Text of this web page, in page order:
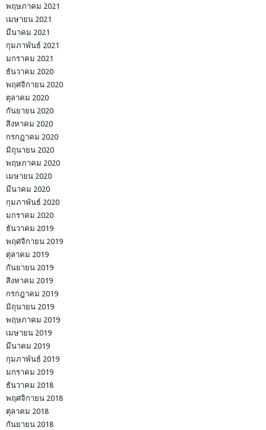
พฤษภาคม 2021
เมษายน 2021
มีนาคม 2021
กุมภาพันธ์ 2021
มกราคม 2021
ธันวาคม 2020
พฤศจิกายน 2020
ตุลาคม 2020
กันยายน 2020
สิงหาคม 2020
กรกฎาคม 2020
มิถุนายน 2020
พฤษภาคม 2020
เมษายน 2020
มีนาคม 2020
กุมภาพันธ์ 2020
มกราคม 2020
ธันวาคม 2019
พฤศจิกายน 2019
ตุลาคม 2019
กันยายน 2019
สิงหาคม 2019
กรกฎาคม 2019
มิถุนายน 2019
พฤษภาคม 2019
เมษายน 2019
มีนาคม 2019
กุมภาพันธ์ 2019
มกราคม 2019
ธันวาคม 2018
พฤศจิกายน 2018
ตุลาคม 2018
กันยายน 2018